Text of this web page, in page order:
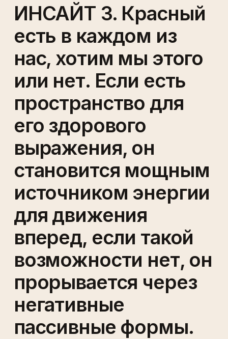
ИНСАЙТ 3. Красный
есть в каждом из
нас, хотим мы этого
или нет. Если есть
пространство для
его здорового
выражения, он
становится мощным
источником энергии
для движения
вперед, если такой
возможности нет, он
прорывается через
негативные
пассивные формы.